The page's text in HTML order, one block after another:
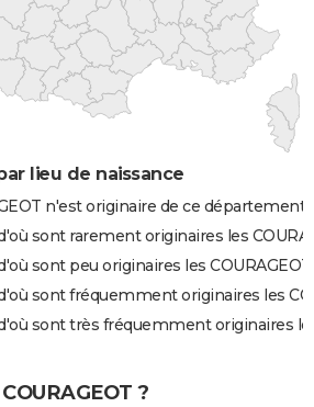
lieu de naissance
n'est originaire de ce département
sont rarement originaires les
sont peu originaires les COURAGEOT
sont fréquemment originaires les
sont très fréquemment originaires
?